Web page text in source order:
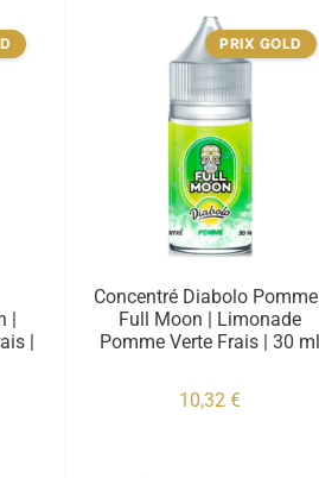
|
PRIX GOLD
Concentré Diabolo Pomme |
Full Moon | Limonade
Pomme Verte Frais | 30 ml
10,32€